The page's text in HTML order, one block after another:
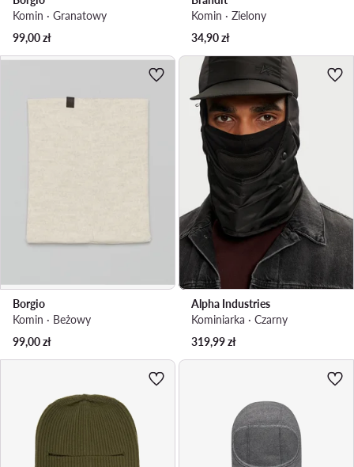
Komin · Granatowy
99,00zł
Komin · Zielony
34,90zł
Borgio
Komin · Beżowy
99,00zł
Alpha Industries
Kominiarka · Czarny
319,99zł